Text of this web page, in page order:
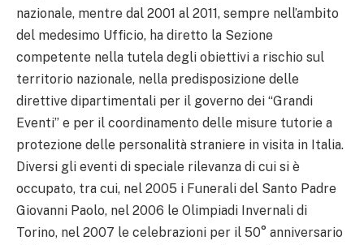
nazionale, mentre dal 2001 al 2011, sempre nell’ambito
del medesimo Ufficio, ha diretto la Sezione
competente nella tutela degli obiettivi a rischio sul
territorio nazionale, nella predisposizione delle
direttive dipartimentali per il governo dei “Grandi
Eventi” e per il coordinamento delle misure tutorie a
protezione delle personalità straniere in visita in Italia.
Diversi gli eventi di speciale rilevanza di cui si è
occupato, tra cui, nel 2005 i Funerali del Santo Padre
Giovanni Paolo, nel 2006 le Olimpiadi Invernali di
Torino, nel 2007 le celebrazioni per il 50° anniversario